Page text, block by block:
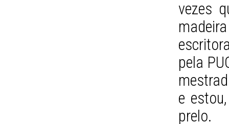
vezes
pela
e
prelo.